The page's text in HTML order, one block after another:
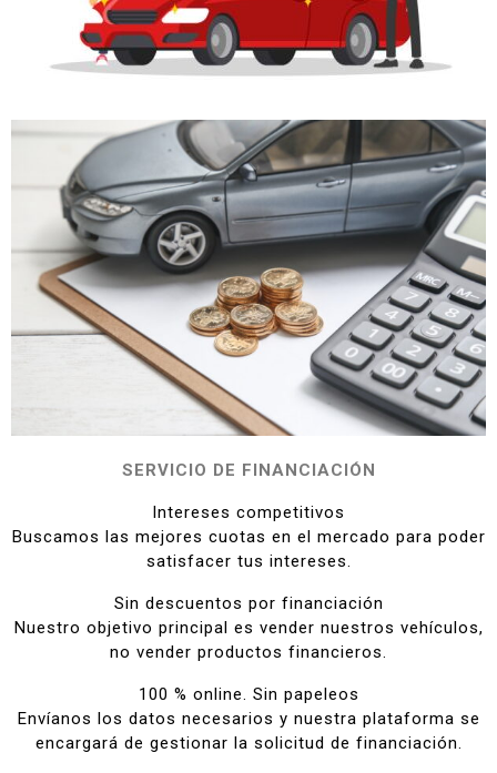
SERVICIO DE FINANCIACIÓN
Intereses competitivos
Buscamos las mejores cuotas en el mercado para poder
satisfacer tus intereses.
Sin descuentos por financiación
Nuestro objetivo principal es vender nuestros vehículos,
no vender productos financieros.
100 % online. Sin papeleos
Envíanos los datos necesarios y nuestra plataforma se
encargará de gestionar la solicitud de financiación.